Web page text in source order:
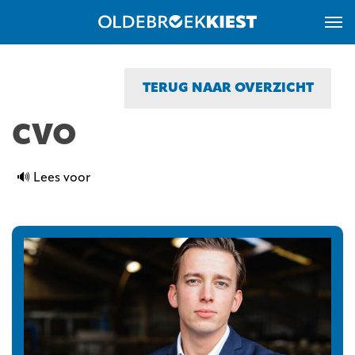
CVO
🔊 Lees voor
TERUG NAAR OVERZICHT